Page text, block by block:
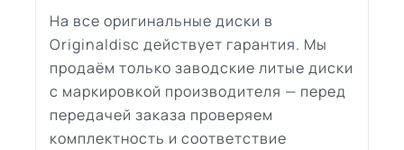
На все оригинальные диски в
Originaldisc действует гарантия. Мы
продаём только заводские литые диски
с маркировкой производителя — перед
передачей заказа проверяем
комплектность и соответствие